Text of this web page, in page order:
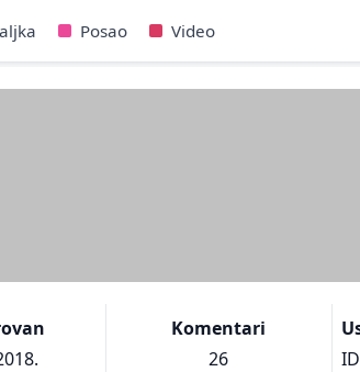
Posao Video
Komentari
26